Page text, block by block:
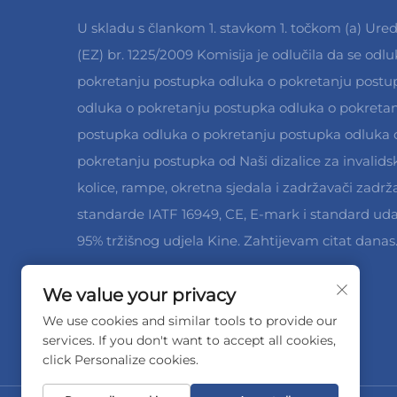
U skladu s člankom 1. stavkom 1. točkom (a)
(EZ) br. 1225/2009 Komisija je odlučila da se
pokretanju postupka odluka o pokretanju
odluka o pokretanju postupka odluka o
postupka odluka o pokretanju postupka odluka
pokretanju postupka od Naši dizalice za
kolice, rampe, okretna sjedala i zadržavači
standarde IATF 16949, CE, E-mark i standard
95% tržišnog udjela Kine. Zahtijevam citat danas.
We value your privacy
We use cookies and similar tools to provide our
services. If you don't want to accept all cookies,
click Personalize cookies.